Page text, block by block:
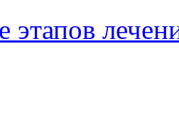
этапов